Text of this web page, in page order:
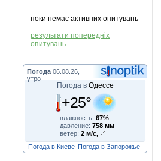
поки немає активних опитувань
результати попередніх
опитувань
Погода 06.08.26,
утро
Погода в Одессе
+25°
влажность: 67%
давление: 758 мм
ветер: 2 м/с,
Погода в Киеве Погода в Запорожье